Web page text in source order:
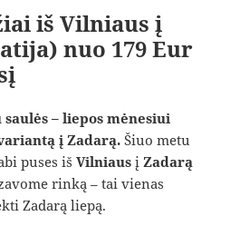
iš Vilniaus į
nuo 179 Eur
– liepos mėnesiui
į Zadarą. Šiuo metu
puses išVilniaus įZadarą
rinką – tai vienas
Zadarą liepą.